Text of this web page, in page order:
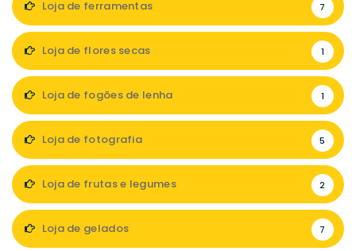
Loja de ferramentas 7
Loja de flores secas 1
Loja de fogões de lenha 1
Loja de fotografia 5
Loja de frutas e legumes 2
Loja de gelados 7